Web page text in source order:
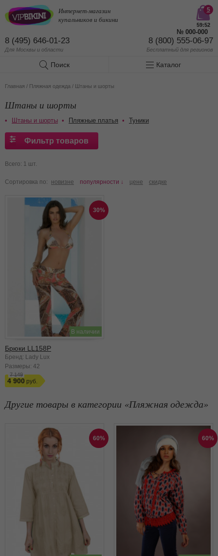
Интернет-магазин
купальников и бикини
8 (495) 646-01-23
Для Москвы и области
8 (800) 555-06-97
Бесплатный для регионов
5
59:52
№ 000-000
Поиск Каталог
Главная / Пляжная одежда / Штаны и шорты
Штаны и шорты
Штаны и шорты Пляжные платья Туники
Фильтр товаров
Всего: 1 шт.
Сортировка по: новизне популярности ↓ цене скидке
30%
В наличии
Брюки LL158P
Бренд: Lady Lux
Размеры: 42
7 149
4 900
Другие товары в категории Пляжная одежда
60% 60%